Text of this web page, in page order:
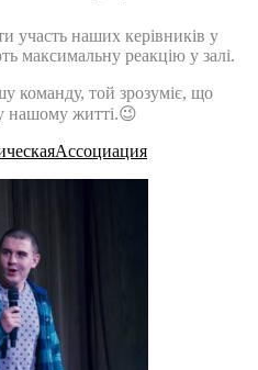
участь наших керівників у
максимальну реакцію у залі.
команду, той зрозуміє, що
нашому житті.😉